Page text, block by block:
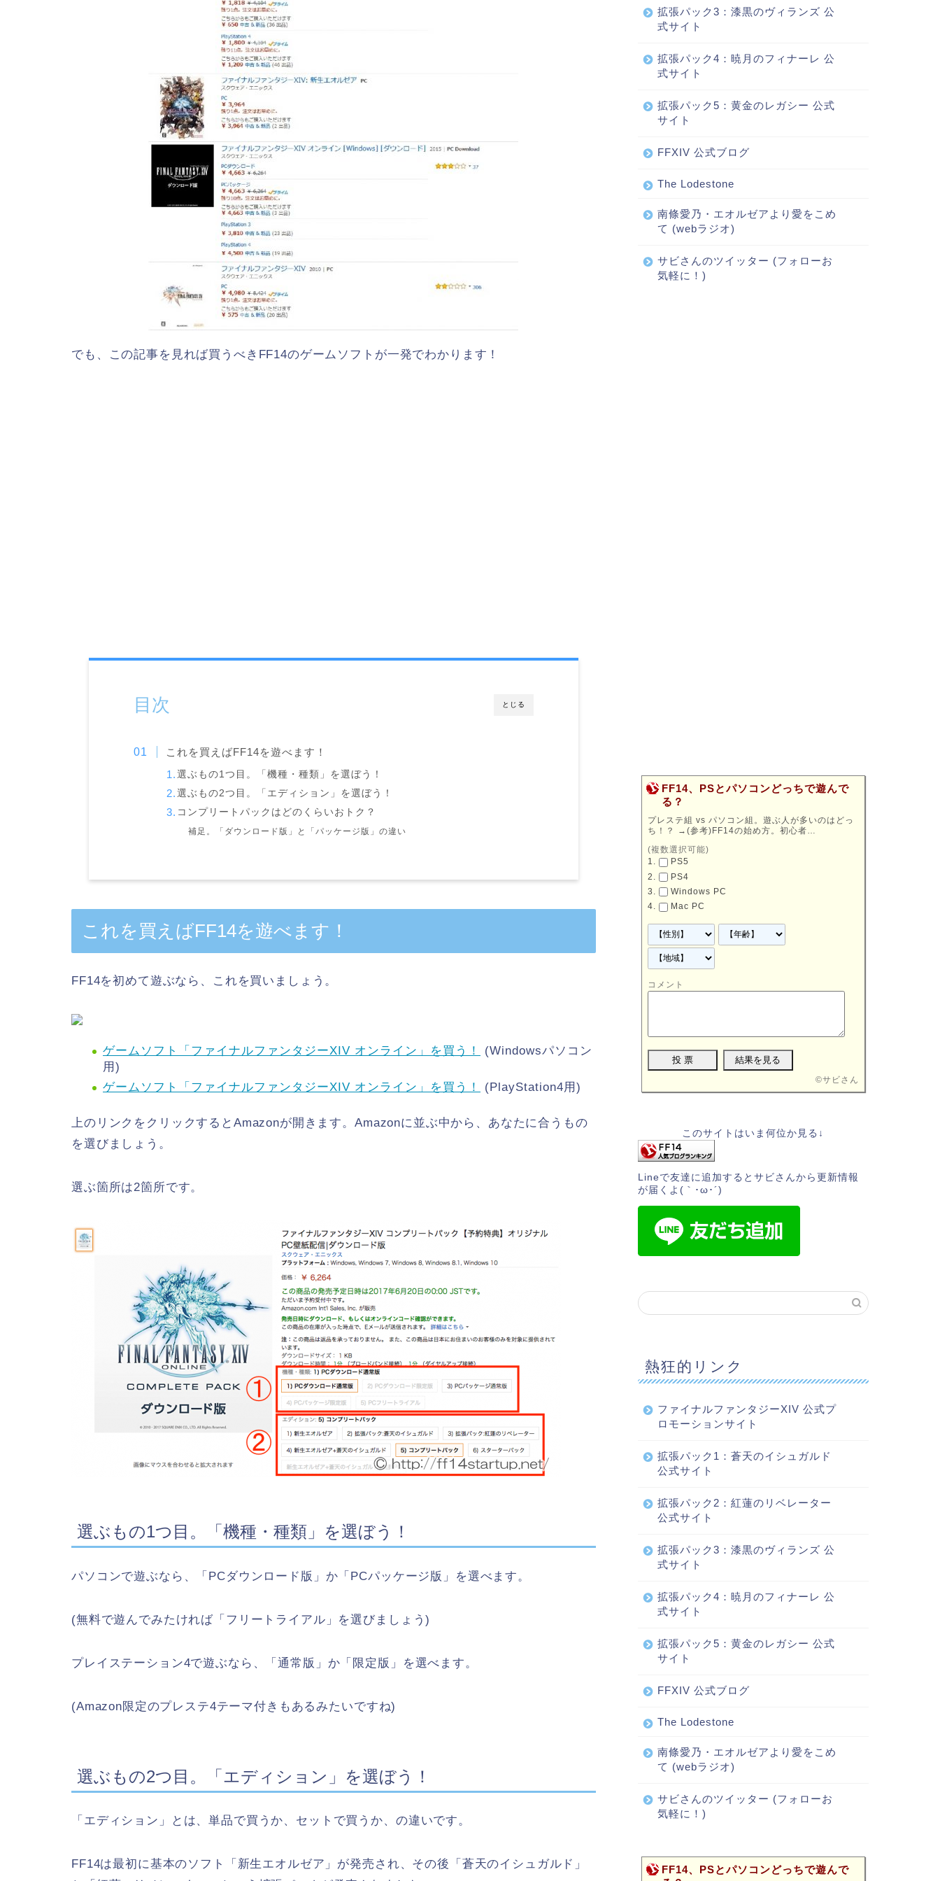
でも、この記事を見れば買うべきFF14のゲームソフトが一発でわかります！
とじる
目次
これを買えばFF14を遊べます！
選ぶもの1つ目。「機種・種類」を選ぼう！
選ぶもの2つ目。「エディション」を選ぼう！
コンプリートパックはどのくらいおトク？
補足。「ダウンロード版」と「パッケージ版」の違い
これを買えばFF14を遊べます！
FF14を初めて遊ぶなら、これを買いましょう。
ゲームソフト「ファイナルファンタジーXIV オンライン」を買う！
(Windowsパソコン
用)
ゲームソフト「ファイナルファンタジーXIV オンライン」を買う！
(PlayStation4用)
上のリンクをクリックするとAmazonが開きます。Amazonに並ぶ中から、あなたに合うもの
を選びましょう。
選ぶ箇所は2箇所です。
選ぶもの1つ目。「機種・種類」を選ぼう！
パソコンで遊ぶなら、「PCダウンロード版」か「PCパッケージ版」を選べます。
(無料で遊んでみたければ「フリートライアル」を選びましょう)
プレイステーション4で遊ぶなら、「通常版」か「限定版」を選べます。
(Amazon限定のプレステ4テーマ付きもあるみたいですね)
選ぶもの2つ目。「エディション」を選ぼう！
「エディション」とは、単品で買うか、セットで買うか、の違いです。
FF14は最初に基本のソフト「新生エオルゼア」が発売され、その後「蒼天のイシュガルド」
拡張パック3：漆黒のヴィランズ 公
式サイト
拡張パック4：暁月のフィナーレ 公
式サイト
拡張パック5：黄金のレガシー 公式
サイト
FFXIV 公式ブログ
The Lodestone
南條愛乃・エオルゼアより愛をこめ
て (webラジオ)
サビさんのツイッター (フォローお
気軽に！)
FF14、PSとパソコンどっちで遊んで
る？
プレステ組 vs パソコン組。遊ぶ人が多いのはどっ
ち！？
→ (参考)FF14の始め方。初心者…
(複数選択可能)
PS5
PS4
Windows PC
Mac PC
コメント
©サビさん
このサイトはいま何位か見る↓
Lineで友達に追加するとサビさんから更新情報
が届くよ(｀･ω･´)ゞ
熱狂的リンク
ファイナルファンタジーXIV 公式プ
ロモーションサイト
拡張パック1：蒼天のイシュガルド
公式サイト
拡張パック2：紅蓮のリベレーター
公式サイト
拡張パック3：漆黒のヴィランズ 公
式サイト
拡張パック4：暁月のフィナーレ 公
式サイト
拡張パック5：黄金のレガシー 公式
サイト
FFXIV 公式ブログ
The Lodestone
南條愛乃・エオルゼアより愛をこめ
て (webラジオ)
サビさんのツイッター (フォローお
気軽に！)
FF14、PSとパソコンどっちで遊んで